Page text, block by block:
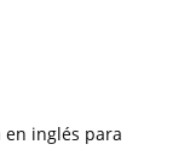
inglés para